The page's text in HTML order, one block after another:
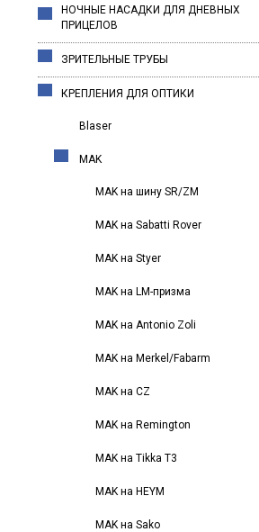
НОЧНЫЕ НАСАДКИ ДЛЯ ДНЕВНЫХ
ПРИЦЕЛОВ
ЗРИТЕЛЬНЫЕ ТРУБЫ
КРЕПЛЕНИЯ ДЛЯ ОПТИКИ
Blaser
MAK
MAK на шину SR/ZM
MAK на Sabatti Rover
MAK на Styer
MAK на LM-призма
MAK на Antonio Zoli
MAK на Merkel/Fabarm
MAK на CZ
MAK на Remington
MAK на Tikka T3
MAK на HEYM
MAK на Sako